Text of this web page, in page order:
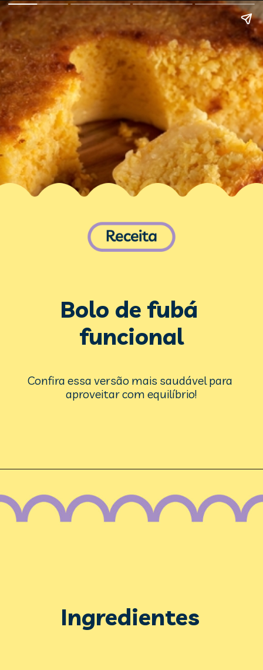
Bolo de fubá
funcional
Confira essa versão mais saudável para
aproveitar com equilíbrio!
Ingredientes